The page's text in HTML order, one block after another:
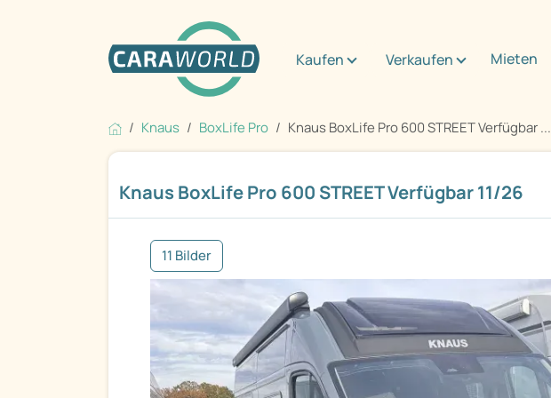
Kaufen Verkaufen Mieten
Knaus BoxLife Pro Knaus BoxLife Pro 600 STREET Verfügbar ...
Knaus BoxLife Pro 600 STREET Verfügbar 11/26
11 Bilder